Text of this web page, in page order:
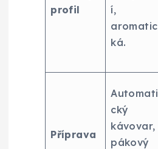
profil
í,
aromatic
ká.
Příprava
Automati
cký
kávovar,
pákový